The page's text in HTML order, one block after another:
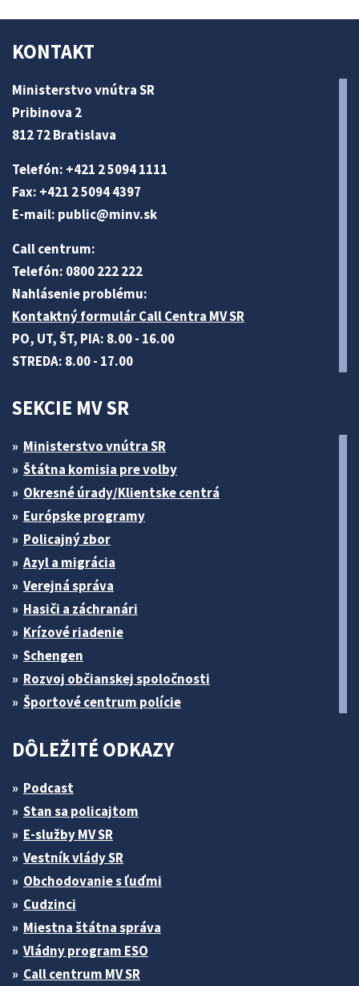
KONTAKT
Ministerstvo vnútra SR
Pribinova 2
812 72 Bratislava
Telefón: +421 2 5094 1111
Fax: +421 2 5094 4397
E-mail: public@minv.sk
Call centrum:
Telefón: 0800 222 222
Nahlásenie problému:
Kontaktný formulár Call Centra MV SR
PO, UT, ŠT, PIA: 8.00 - 16.00
STREDA: 8.00 - 17.00
SEKCIE MV SR
Ministerstvo vnútra SR
Štátna komisia pre volby
Okresné úrady/Klientske centrá
Európske programy
Policajný zbor
Azyl a migrácia
Verejná správa
Hasiči a záchranári
Krízové riadenie
Schengen
Rozvoj občianskej spoločnosti
Športové centrum polície
DÔLEŽITÉ ODKAZY
Podcast
Stan sa policajtom
E-služby MV SR
Vestník vlády SR
Obchodovanie s ľuďmi
Cudzinci
Miestna štátna správa
Vládny program ESO
Call centrum MV SR